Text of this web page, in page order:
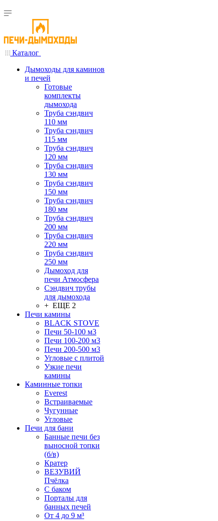
Каталог
Дымоходы для каминов
и печей
Готовые
комплекты
дымохода
Труба сэндвич
110 мм
Труба сэндвич
115 мм
Труба сэндвич
120 мм
Труба сэндвич
130 мм
Труба сэндвич
150 мм
Труба сэндвич
180 мм
Труба сэндвич
200 мм
Труба сэндвич
220 мм
Труба сэндвич
250 мм
Дымоход для
печи Атмосфера
Сэндвич трубы
для дымохода
+ ЕЩЕ 2
Печи камины
BLACK STOVE
Печи 50-100 м3
Печи 100-200 м3
Печи 200-500 м3
Угловые с плитой
Узкие печи
камины
Каминные топки
Everest
Встраиваемые
Чугунные
Угловые
Печи для бани
Банные печи без
выносной топки
(б/в)
Кратер
ВЕЗУВИЙ
Пчёлка
С баком
Порталы для
банных печей
От 4 до 9 м³